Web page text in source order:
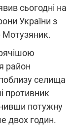
сьогодні на
України з
район
селища
противник
потужну
двох годин.